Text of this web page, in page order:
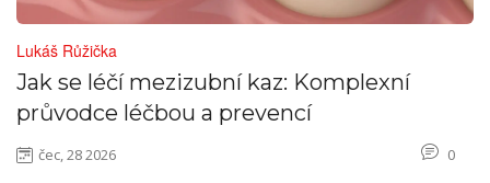
Lukáš Růžička
Jak se léčí mezizubní kaz: Komplexní
průvodce léčbou a prevencí
čec, 28 2026 0